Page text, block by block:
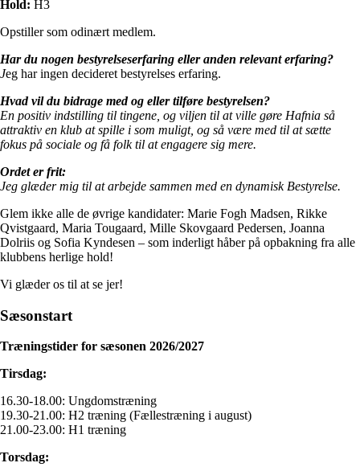
Hold: H3
Opstiller som odinært medlem.
Har du nogen bestyrelseserfaring eller anden relevant erfaring?
Jeg har ingen decideret bestyrelses erfaring.
Hvad vil du bidrage med og eller tilføre bestyrelsen?
En positiv indstilling til tingene, og viljen til at ville gøre Hafnia så
attraktiv en klub at spille i som muligt, og så være med til at sætte
fokus på sociale og få folk til at engagere sig mere.
Ordet er frit:
Jeg glæder mig til at arbejde sammen med en dynamisk Bestyrelse.
Glem ikke alle de øvrige kandidater: Marie Fogh Madsen, Rikke
Qvistgaard, Maria Tougaard, Mille Skovgaard Pedersen, Joanna
Dolriis og Sofia Kyndesen – som inderligt håber på opbakning fra alle
klubbens herlige hold!
Vi glæder os til at se jer!
Sæsonstart
Træningstider for sæsonen 2026/2027
Tirsdag:
16.30-18.00: Ungdomstræning
19.30-21.00: H2 træning (Fællestræning i august)
21.00-23.00: H1 træning
Torsdag: